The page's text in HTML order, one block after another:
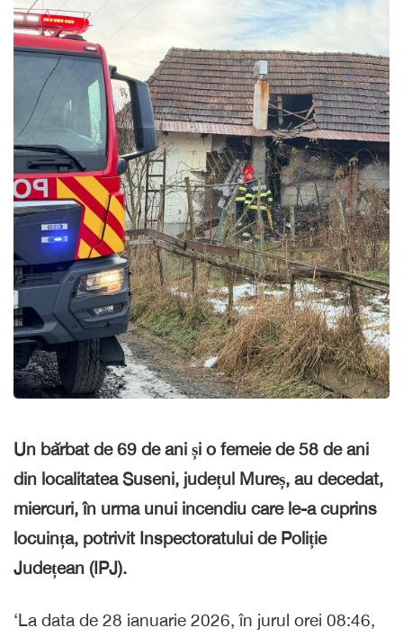
Un bărbat de 69 de ani și o femeie de 58 de ani
din localitatea Suseni, județul Mureș, au decedat,
miercuri, în urma unui incendiu care le-a cuprins
locuința, potrivit Inspectoratului de Poliție
Județean (IPJ).
‘La data de 28 ianuarie 2026, în jurul orei 08:46,